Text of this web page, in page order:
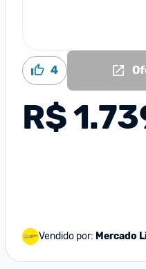
4
R$
Vendido por: Mercado